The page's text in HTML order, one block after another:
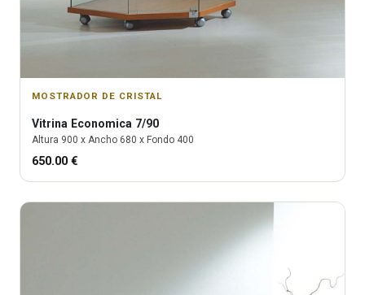
MOSTRADOR DE CRISTAL
Vitrina Economica 7/90
Altura 900 x Ancho 680 x Fondo 400
650.00 €